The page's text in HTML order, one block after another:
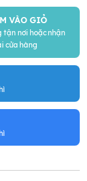
VÀO GIỎ
tận nơi hoặc nhận
cửa hàng